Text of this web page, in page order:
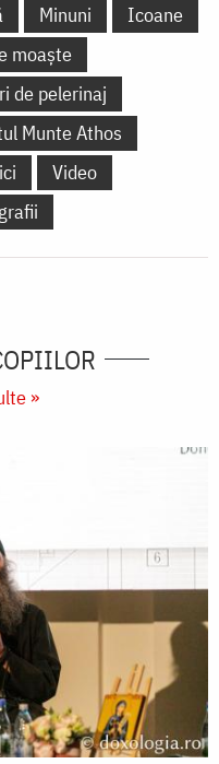
Minuni
Icoane
moaște
de pelerinaj
Munte Athos
Video
»